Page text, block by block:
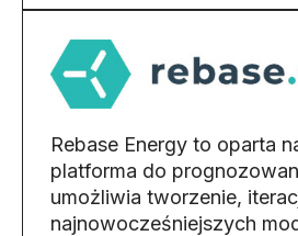
Rebase Energy to oparta
platforma do
umożliwia tworzenie,
najnowocześniejszych